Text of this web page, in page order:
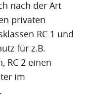
nach der Art
privaten
RC 1 und
für z.B.
RC 2 einen
im